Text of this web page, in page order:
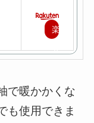
楽
天
購
入
で暖かかくな
も使用できま